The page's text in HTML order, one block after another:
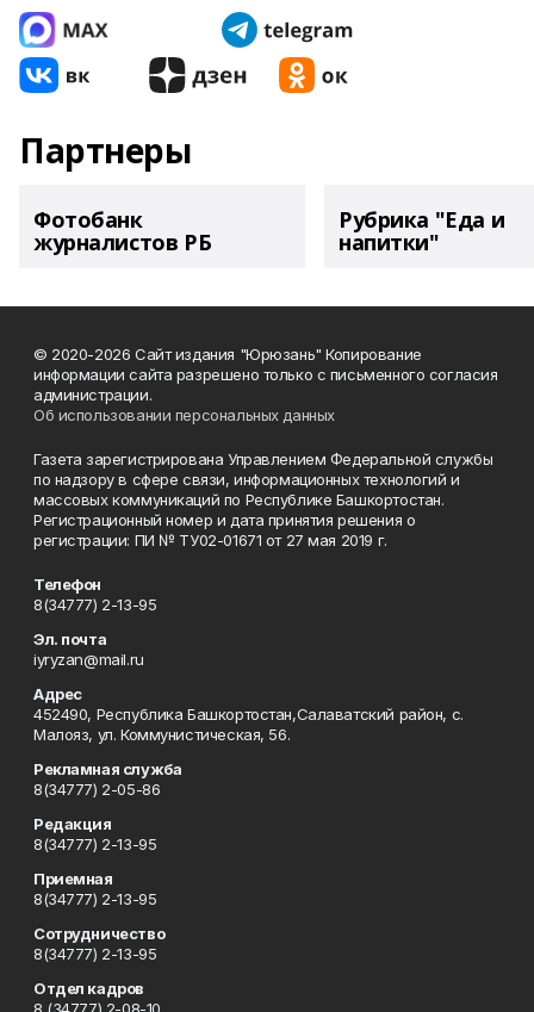
Партнеры
Фотобанк
журналистов РБ
Рубрика "Еда и
напитки"
© 2020-2026 Сайт издания "Юрюзань" Копирование
информации сайта разрешено только с письменного согласия
администрации.
Об использовании персональных данных
Газета зарегистрирована Управлением Федеральной службы
по надзору в сфере связи, информационных технологий и
массовых коммуникаций по Республике Башкортостан.
Регистрационный номер и дата принятия решения о
регистрации: ПИ № ТУ02-01671 от 27 мая 2019 г.
Телефон
8(34777) 2-13-95
Эл. почта
iyryzan@mail.ru
Адрес
452490, Республика Башкортостан,Салаватский район, с.
Малояз, ул. Коммунистическая, 56.
Рекламная служба
8(34777) 2-05-86
Редакция
8(34777) 2-13-95
Приемная
8(34777) 2-13-95
Сотрудничество
8(34777) 2-13-95
Отдел кадров